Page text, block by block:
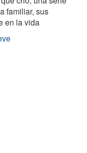
familiar, sus
en la vida